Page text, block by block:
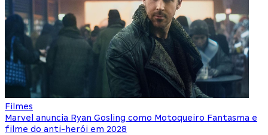
Filmes
Marvel anuncia Ryan Gosling como Motoqueiro Fantasma e
filme do anti-herói em 2028